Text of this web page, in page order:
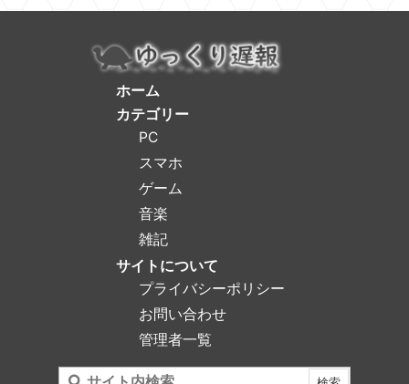
ホーム
カテゴリー
PC
スマホ
ゲーム
音楽
雑記
サイトについて
プライバシーポリシー
お問い合わせ
管理者一覧